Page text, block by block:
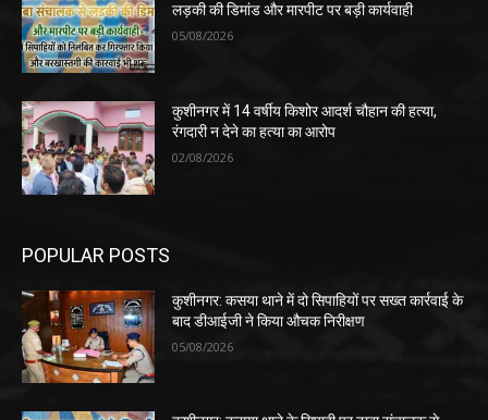
लड़की की डिमांड और मारपीट पर बड़ी कार्यवाही
05/08/2026
कुशीनगर में 14 वर्षीय किशोर आदर्श चौहान की हत्या,
रंगदारी न देने का हत्या का आरोप
02/08/2026
POPULAR POSTS
कुशीनगर: कसया थाने में दो सिपाहियों पर सख्त कार्रवाई के
बाद डीआईजी ने किया औचक निरीक्षण
05/08/2026